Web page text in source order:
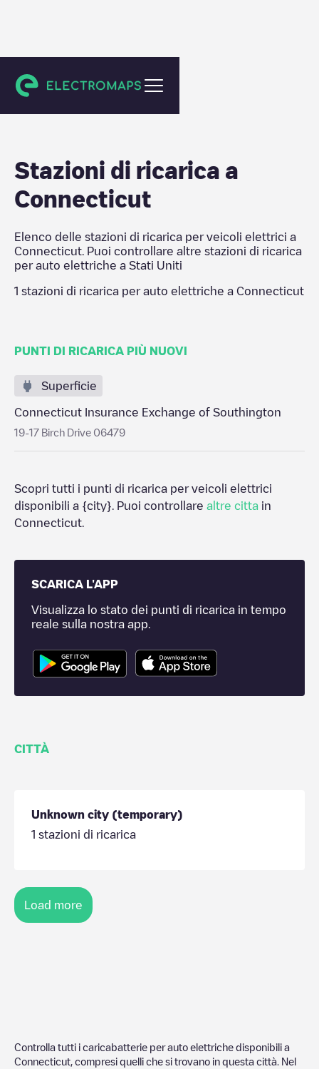
Stati Uniti
Stazioni di ricarica a
Connecticut
Elenco delle stazioni di ricarica per veicoli elettrici a
Connecticut . Puoi controllare altre stazioni di ricarica
per auto elettriche a Stati Uniti
1 stazioni di ricarica per auto elettriche a Connecticut
PUNTI DI RICARICA PIÙ NUOVI
Superficie
Connecticut Insurance Exchange of Southington
19-17 Birch Drive 06479
Scopri tutti i punti di ricarica per veicoli elettrici
disponibili a {city} . Puoi controllare altre citta in
Connecticut
SCARICA L'APP
Visualizza lo stato dei punti di ricarica in tempo
reale sulla nostra app.
CITTÀ
Unknown city (temporary)
1 stazioni di ricarica
Load more
Controlla tutti i caricabatterie per auto elettriche disponibili a
Connecticut , compresi quelli che si trovano in questa città. Nel